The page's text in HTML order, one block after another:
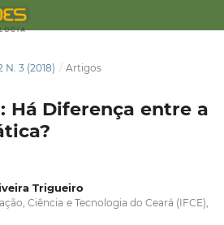
N. 3 (2018) / Artigos
Há Diferença entre a
Trigueiro
Ciência e Tecnologia do Ceará (IFCE),